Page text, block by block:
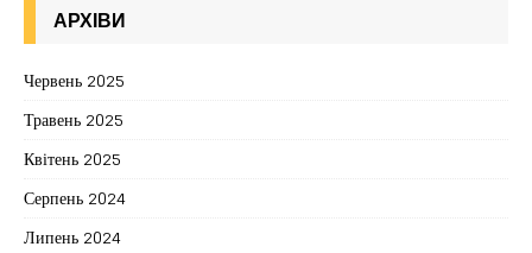
АРХІВИ
Червень 2025
Травень 2025
Квітень 2025
Серпень 2024
Липень 2024